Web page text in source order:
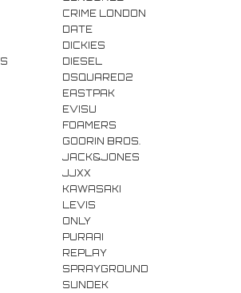
CRIME LONDON
DATE
DICKIES
DIESEL
DSQUARED2
EASTPAK
EVISU
FOAMERS
GOORIN BROS.
JACK&JONES
JJXX
KAWASAKI
LEVIS
ONLY
PURAAI
REPLAY
SPRAYGROUND
SUNDEK